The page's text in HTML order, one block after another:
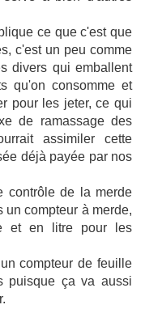
ce que c'est que
c'est un peu comme
divers qui emballent
qu'on consomme et
pour les jeter, ce qui
de ramassage des
assimiler cette
déjà payée par nos
contrôle de la merde
compteur à merde,
et en litre pour les
compteur de feuille
puisque ça va aussi